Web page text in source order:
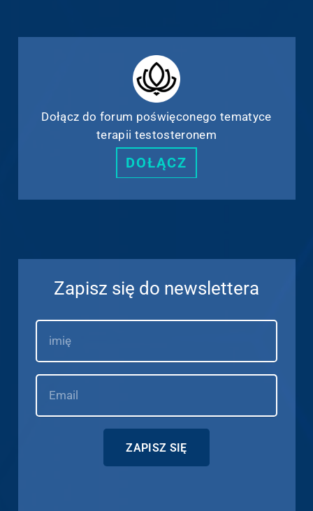
Dołącz do forum poświęconego tematyce
terapii testosteronem
DOŁĄCZ
Zapisz się do newslettera
ZAPISZ SIĘ